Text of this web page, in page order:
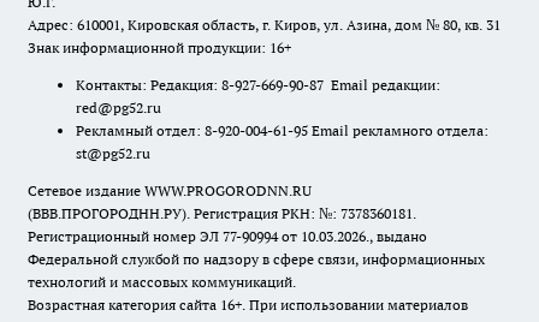
Адрес: 610001, Кировская область, г. Киров, ул. Азина, дом № 80, кв. 31
Знак информационной продукции: 16+
Контакты: Редакция: 8-927-669-90-87 Email редакции:
red@pg52.ru
Рекламный отдел: 8-920-004-61-95 Email рекламного отдела:
st@pg52.ru
Сетевое издание WWW.PROGORODNN.RU
(ВВВ.ПРОГОРОДНН.РУ). Регистрация РКН: №: 7378360181.
Регистрационный номер ЭЛ 77-90994 от 10.03.2026., выдано
Федеральной службой по надзору в сфере связи, информационных
технологий и массовых коммуникаций.
Возрастная категория сайта 16+. При использовании материалов